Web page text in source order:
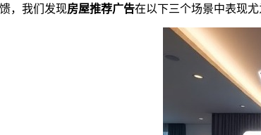
，我们发现房屋推荐广告在以下三个场景中表现尤